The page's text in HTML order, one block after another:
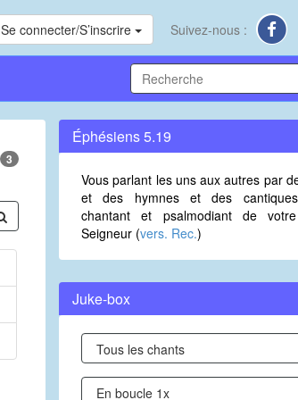
Se connecter/S’inscrire Suivez-nous :
3
Éphésiens 5.19
Vous parlant les uns aux autres par
et des hymnes et des cantiques
chantant et psalmodiant de
Seigneur (vers. Rec.)
Juke-box